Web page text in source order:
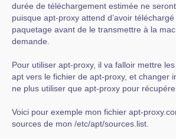
durée de téléchargement estimée ne seront
puisque apt-proxy attend d’avoir
paquetage avant de le transmettre à la
demande.
Pour utiliser apt-proxy, il va falloir mettre
apt vers le fichier de apt-proxy, et changer
ne plus utiliser que apt-proxy pour
Voici pour exemple mon fichier apt-
sources de mon /etc/apt/sources.list.